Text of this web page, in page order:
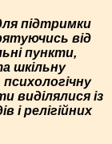
підтримки
від
пункти,
шкільну
виділялися із
і релігійних